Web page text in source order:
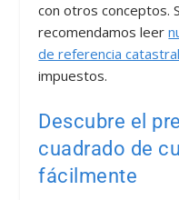
con otros conceptos.
recomendamos leer
de referencia catastral
impuestos.
Descubre el
cuadrado de
fácilmente